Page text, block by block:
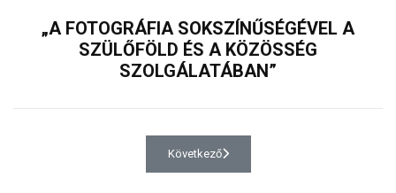
„A FOTOGRÁFIA SOKSZÍNŰSÉGÉVEL A
SZÜLŐFÖLD ÉS A KÖZÖSSÉG
SZOLGÁLATÁBAN”
Következő cikk: Kapcsolat
Következő